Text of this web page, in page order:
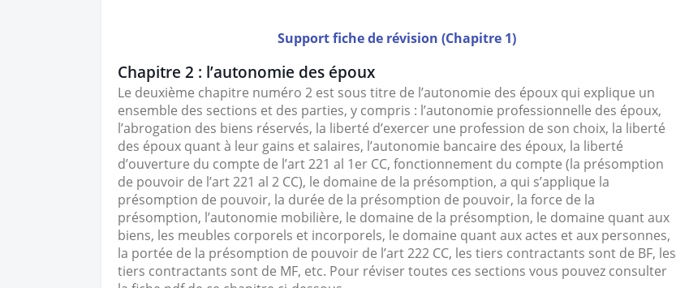
Support fiche de révision (Chapitre 1)
Chapitre 2 : l’autonomie des époux
Le deuxième chapitre numéro 2 est sous titre de l’autonomie des époux qui explique un
ensemble des sections et des parties, y compris : l’autonomie professionnelle des époux,
l’abrogation des biens réservés, la liberté d’exercer une profession de son choix, la liberté
des époux quant à leur gains et salaires, l’autonomie bancaire des époux, la liberté
d’ouverture du compte de l’art 221 al 1er CC, fonctionnement du compte (la présomption
de pouvoir de l’art 221 al 2 CC), le domaine de la présomption, a qui s’applique la
présomption de pouvoir, la durée de la présomption de pouvoir, la force de la
présomption, l’autonomie mobilière, le domaine de la présomption, le domaine quant aux
biens, les meubles corporels et incorporels, le domaine quant aux actes et aux personnes,
la portée de la présomption de pouvoir de l’art 222 CC, les tiers contractants sont de BF, les
tiers contractants sont de MF, etc. Pour réviser toutes ces sections vous pouvez consulter